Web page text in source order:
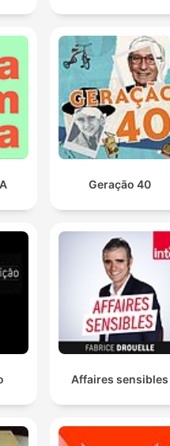
Geração 40
Affaires sensibles